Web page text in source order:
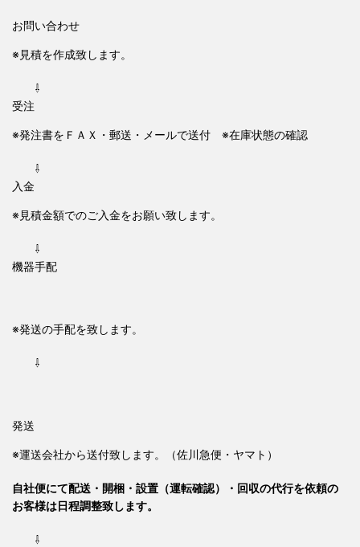
お問い合わせ
※見積を作成致します。
⇩
受注
※発注書をＦＡＸ・郵送・メールで送付 ※在庫状態の確認
⇩
入金
※見積金額でのご入金をお願い致します。
⇩
機器手配
※発送の手配を致します。
⇩
発送
※運送会社から送付致します。（佐川急便・ヤマト）
自社便にて配送・開梱・設置（運転確認）・回収の代行を依頼の
お客様は日程調整致します。
⇩